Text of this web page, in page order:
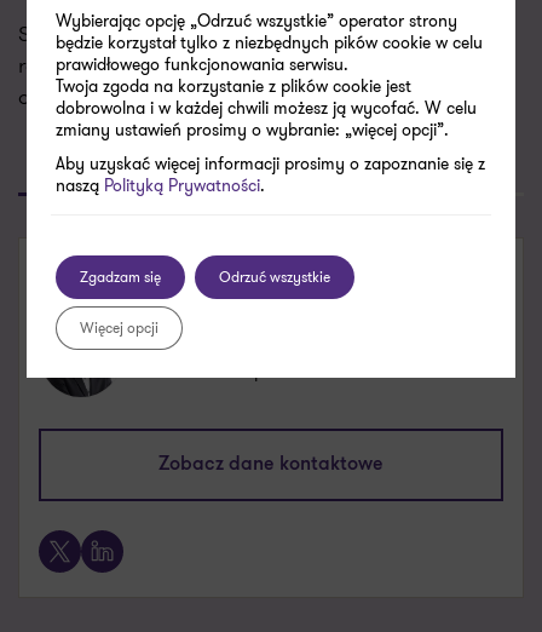
Skontaktujemy się z Tobą w najbliższym dniu
roboczym aby porozmawiać o Twoich potrzebach i
dopasować do nich naszą ofertę.
Skontaktuj się Poproś o kontakt
SKONTAKTUJ SIĘ
Mariusz Maik
Zobacz dane kontaktowe
X LinkedIn
Wybierając opcję „Odrzuć wszystkie” operator strony
będzie korzystał tylko z niezbędnych pików cookie w celu
prawidłowego funkcjonowania serwisu.
Twoja zgoda na korzystanie z plików cookie jest
dobrowolna i w każdej chwili możesz ją wycofać. W celu
zmiany ustawień prosimy o wybranie: „więcej opcji”.
Aby uzyskać więcej informacji prosimy o zapoznanie się z
naszą Polityką Prywatności.
Zgadzam się Odrzuć wszystkie
Więcej opcji